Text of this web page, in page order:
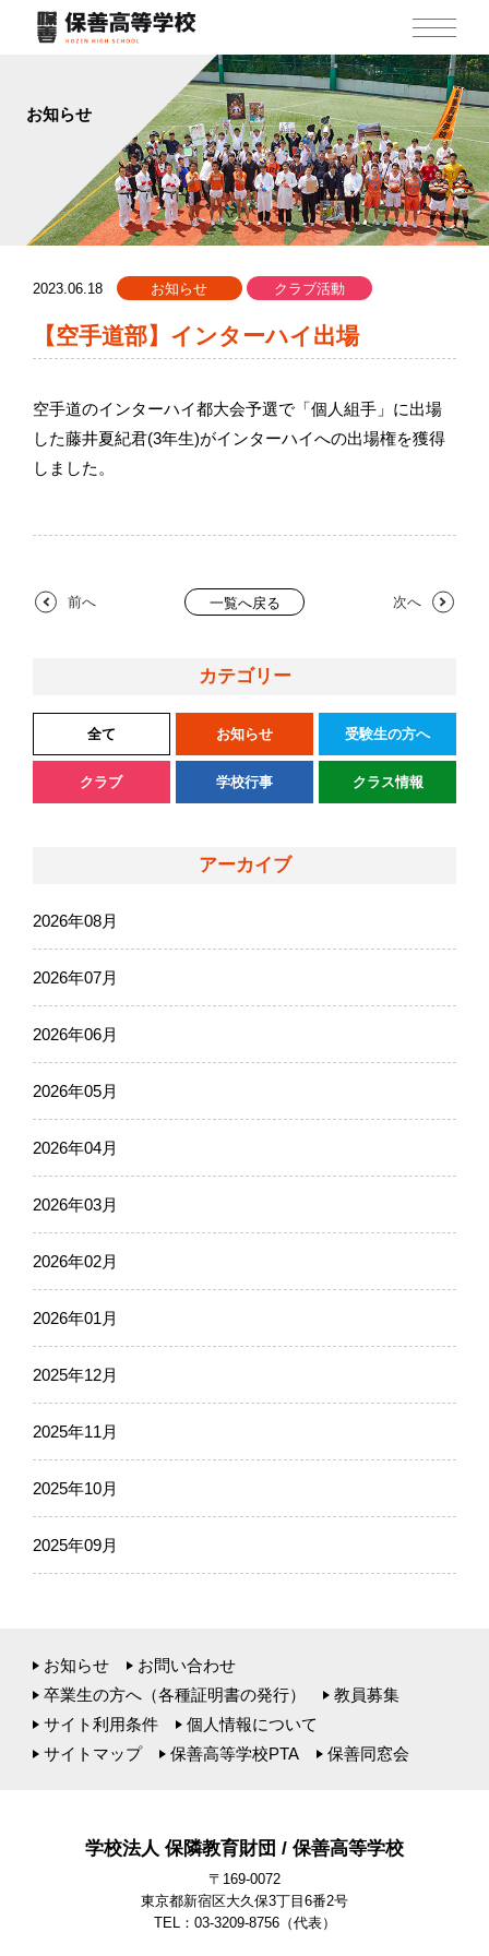
お知らせ
2023.06.18 お知らせ クラブ活動
【空手道部】インターハイ出場
空手道のインターハイ都大会予選で「個人組手」に出場
した藤井夏紀君(3年生)がインターハイへの出場権を獲得
しました。
前へ 一覧へ戻る 次へ
カテゴリー
全て お知らせ 受験生の方へ
クラブ 学校行事 クラス情報
アーカイブ
2026年08月
2026年07月
2026年06月
2026年05月
2026年04月
2026年03月
2026年02月
2026年01月
2025年12月
2025年11月
2025年10月
2025年09月
お知らせ
お問い合わせ
卒業生の方へ（各種証明書の発行）
教員募集
サイト利用条件
個人情報について
サイトマップ
保善高等学校PTA 保善同窓会
学校法人 保隣教育財団 / 保善高等学校
〒169-0072
東京都新宿区大久保3丁目6番2号
TEL：03-3209-8756（代表）